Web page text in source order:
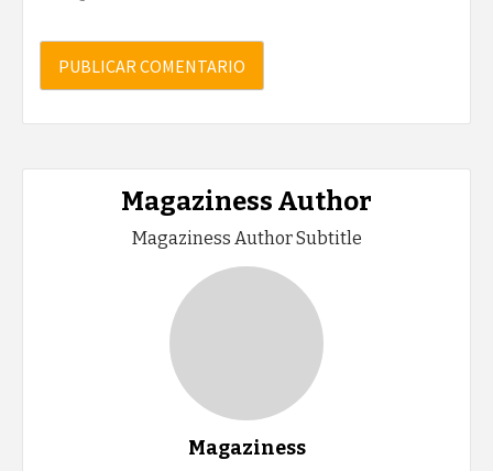
Magaziness Author
Magaziness Author Subtitle
Magaziness